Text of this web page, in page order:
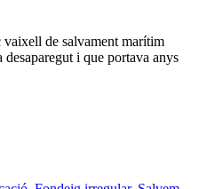
vaixell de salvament marítim
i que portava anys